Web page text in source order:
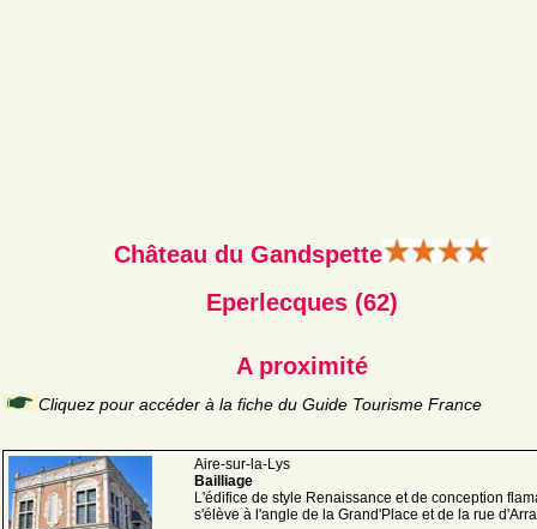
Château du Gandspette
Eperlecques (62)
A proximité
Cliquez pour accéder à la fiche du Guide Tourisme France
Aire-sur-la-Lys
Bailliage
L'édifice de style Renaissance et de conception
s'élève à l'angle de la Grand'Place et de la rue